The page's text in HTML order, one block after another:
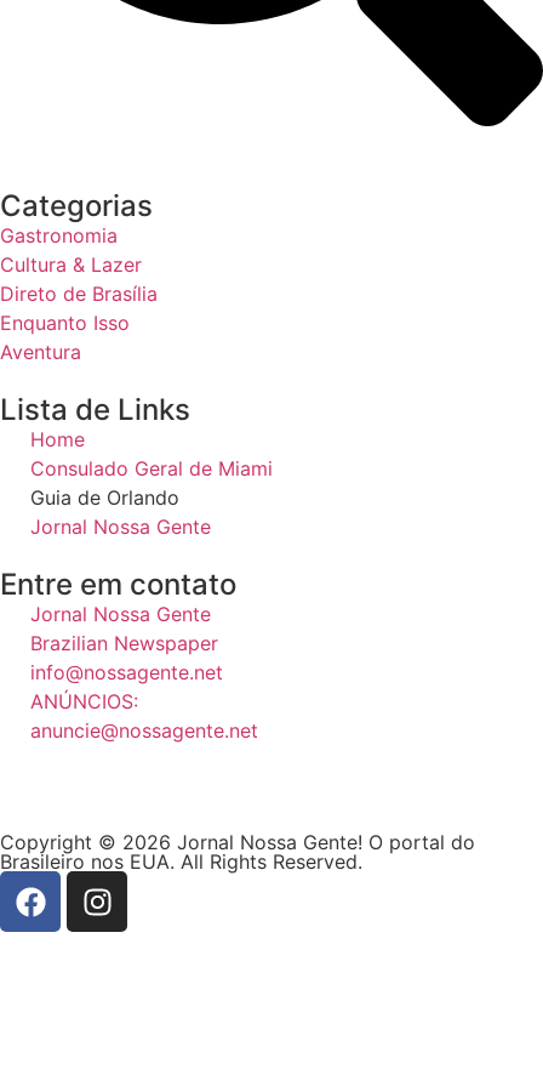
Categorias
Gastronomia
Cultura & Lazer
Direto de Brasília
Enquanto Isso
Aventura
Lista de Links
Home
Consulado Geral de Miami
Guia de Orlando
Jornal Nossa Gente
Entre em contato
Jornal Nossa Gente
Brazilian Newspaper
info@nossagente.net
ANÚNCIOS:
anuncie@nossagente.net
Copyright © 2026 Jornal Nossa Gente! O portal do
Brasileiro nos EUA. All Rights Reserved.